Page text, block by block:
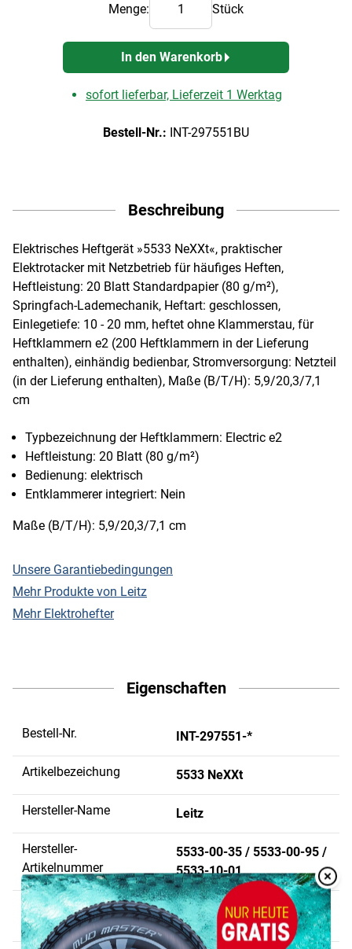
Overlay
Menge: Stück
In den Warenkorb
sofort lieferbar, Lieferzeit 1 Werktag
Bestell-Nr.: INT-297551BU
Beschreibung
Elektrisches Heftgerät »5533 NeXXt«, praktischer
Elektrotacker mit Netzbetrieb für häufiges Heften,
Heftleistung: 20 Blatt Standardpapier (80 g/m²),
Springfach-Lademechanik, Heftart: geschlossen,
Einlegetiefe: 10 - 20 mm, heftet ohne Klammerstau, für
Heftklammern e2 (200 Heftklammern in der Lieferung
enthalten), einhändig bedienbar, Stromversorgung: Netzteil
(in der Lieferung enthalten), Maße (B/T/H): 5,9/20,3/7,1
cm
Typbezeichnung der Heftklammern: Electric e2
Heftleistung: 20 Blatt (80 g/m²)
Bedienung: elektrisch
Entklammerer integriert: Nein
Maße (B/T/H): 5,9/20,3/7,1 cm
Unsere Garantiebedingungen
Mehr Produkte von Leitz
Mehr Elektrohefter
Eigenschaften
Bestell-Nr. INT-297551-*
Artikelbezeichung 5533 NeXXt
Hersteller-Name Leitz
Hersteller-
Artikelnummer
5533-00-35 / 5533-00-95 /
5533-10-01
Typbezeichnung der
Heftklammern
Electric e2